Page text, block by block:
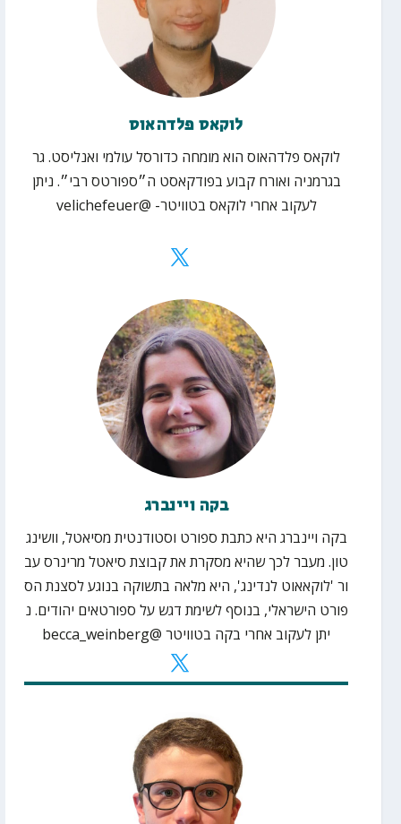
לוקאס פלדהאוס
לוקאס פלדהאוס הוא מומחה כדורסל עולמי ואנליסט. גר
בגרמניה ואורח קבוע בפודקאסט ה״ספורטס רבי״. ניתן
לעקוב אחרי לוקאס בטוויטר- @velichefeuer
בקה ויינברג
בקה ויינברג היא כתבת ספורט וסטודנטית מסיאטל, וושינג
טון. מעברלכךשהיא מסקרת אתקבוצת סיאטל מרינרסעב
ור 'לוקאאוט לנדינג', היא מלאה בתשוקה בנוגעלסצנת הס
פורט הישראלי, בנוסף לשימת דגש על ספורטאים יהודים. נ
יתן לעקוב אחרי בקה בטוויטר @becca_weinberg